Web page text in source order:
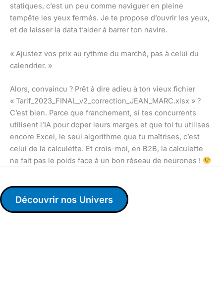
statiques, c’est un peu comme naviguer en pleine
tempête les yeux fermés. Je te propose d’ouvrir les yeux,
et de laisser la data t’aider à barrer ton navire.
« Ajustez vos prix au rythme du marché, pas à celui du
calendrier. »
Alors, convaincu ? Prêt à dire adieu à ton vieux fichier
« Tarif_2023_FINAL_v2_correction_JEAN_MARC.xlsx » ?
C’est bien. Parce que franchement, si tes concurrents
utilisent l’IA pour doper leurs marges et que toi tu utilises
encore Excel, le seul algorithme que tu maîtrises, c’est
celui de la calculette. Et crois-moi, en B2B, la calculette
ne fait pas le poids face à un bon réseau de neurones !
Découvrir nos Univers